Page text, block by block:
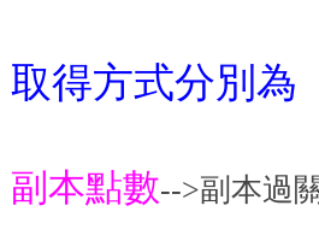
取得方式分別為
副本點數-->副本過